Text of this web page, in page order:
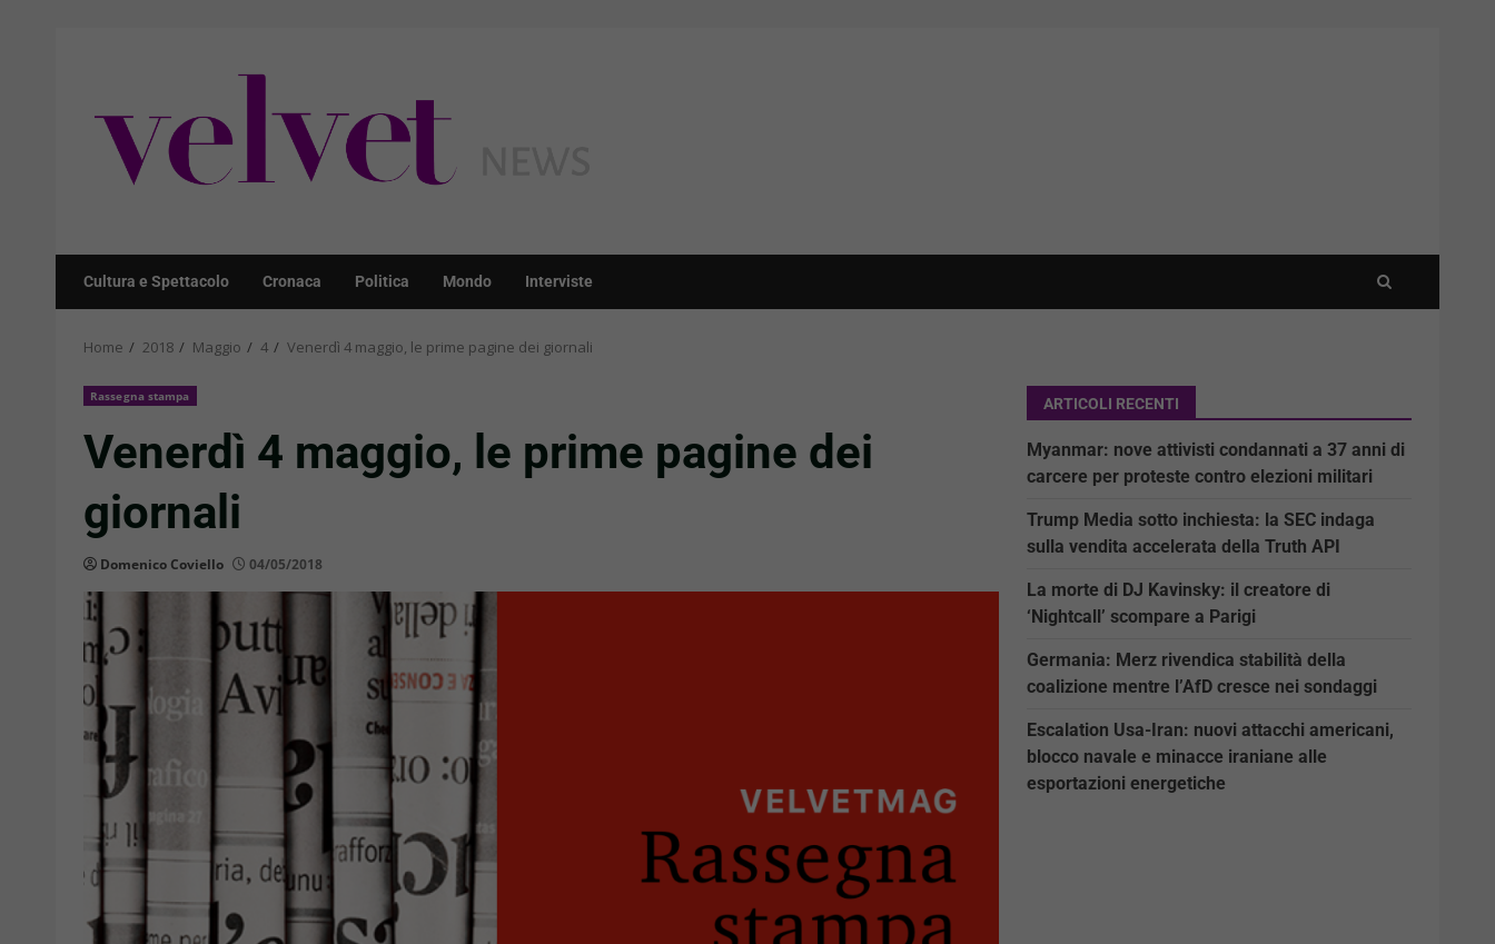
Cultura e Spettacolo Cronaca Politica Mondo Interviste
Home 2018 Maggio 4 Venerdì 4 maggio, le prime pagine dei giornali
Rassegna stampa
Venerdì 4 maggio, le prime pagine dei
giornali
Domenico Coviello 04/05/2018
ARTICOLI RECENTI
Myanmar: nove attivisti condannati a 37 anni di
carcere per proteste contro elezioni militari
Trump Media sotto inchiesta: la SEC indaga
sulla vendita accelerata della Truth API
La morte di DJ Kavinsky: il creatore di
‘Nightcall’ scompare a Parigi
Germania: Merz rivendica stabilità della
coalizione mentre l’AfD cresce nei sondaggi
Escalation Usa-Iran: nuovi attacchi americani,
blocco navale e minacce iraniane alle
esportazioni energetiche